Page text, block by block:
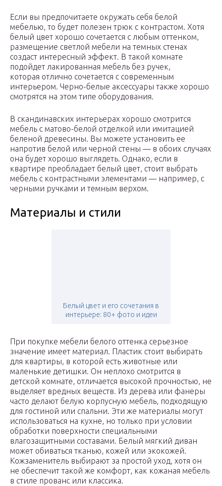
Если вы предпочитаете окружать себя белой
мебелью, то будет полезен трюк с контрастом. Хотя
белый цвет хорошо сочетается с любым оттенком,
размещение светлой мебели на темных стенах
создаст интересный эффект. В такой комнате
подойдет лакированная мебель без ручек,
которая отлично сочетается с современным
интерьером. Черно-белые аксессуары также хорошо
смотрятся на этом типе оборудования.
В скандинавских интерьерах хорошо смотрится
мебель с матово-белой отделкой или имитацией
беленой древесины. Вы можете установить ее
напротив белой или черной стены — в обоих случаях
она будет хорошо выглядеть. Однако, если в
квартире преобладает белый цвет, стоит выбрать
мебель с контрастными элементами — например, с
черными ручками и темным верхом.
Материалы и стили
Белый цвет и его сочетания в
интерьере: 80+ фото и идеи
При покупке мебели белого оттенка серьезное
значение имеет материал. Пластик стоит выбирать
для квартиры, в которой есть животные или
маленькие детишки. Он неплохо смотрится в
детской комнате, отличается высокой прочностью, не
выделяет вредных веществ. Из дерева или фанеры
часто делают белую корпусную мебель, подходящую
для гостиной или спальни. Эти же материалы могут
использоваться на кухне, но только при условии
обработки поверхности специальными
влагозащитными составами. Белый мягкий диван
может обиваться тканью, кожей или экокожей.
Кожзаменитель выбирают за простой уход, хотя он
не обеспечит такой же комфорт, как кожаная мебель
в стиле прованс или классика.